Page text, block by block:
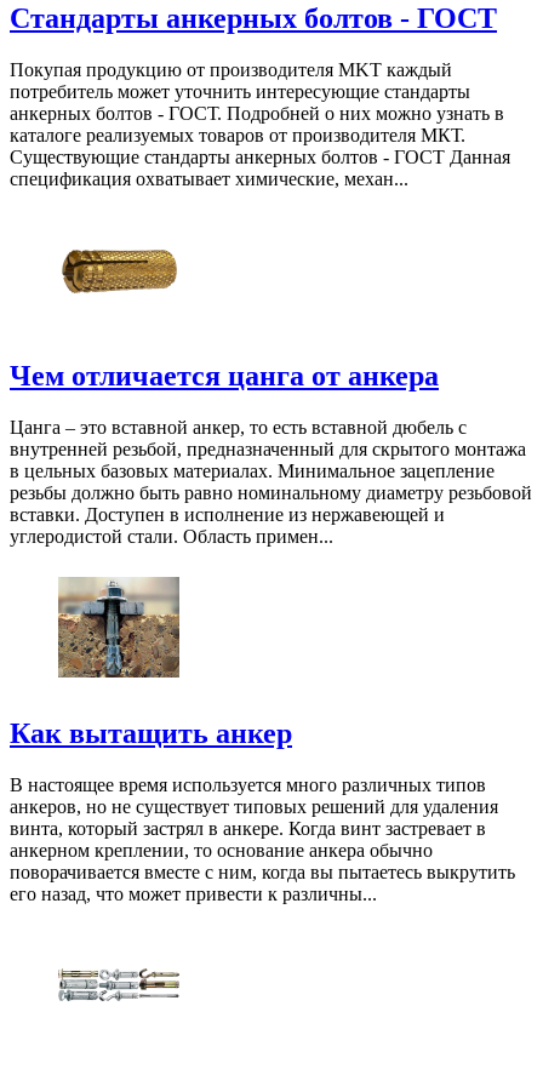
Стандарты анкерных болтов - ГОСТ
Покупая продукцию от производителя MKT каждый
потребитель может уточнить интересующие стандарты
анкерных болтов - ГОСТ. Подробней о них можно узнать в
каталоге реализуемых товаров от производителя МКТ.
Существующие стандарты анкерных болтов - ГОСТ Данная
спецификация охватывает химические, механ...
Чем отличается цанга от анкера
Цанга – это вставной анкер, то есть вставной дюбель с
внутренней резьбой, предназначенный для скрытого монтажа
в цельных базовых материалах. Минимальное зацепление
резьбы должно быть равно номинальному диаметру резьбовой
вставки. Доступен в исполнение из нержавеющей и
углеродистой стали. Область примен...
Как вытащить анкер
В настоящее время используется много различных типов
анкеров, но не существует типовых решений для удаления
винта, который застрял в анкере. Когда винт застревает в
анкерном креплении, то основание анкера обычно
поворачивается вместе с ним, когда вы пытаетесь выкрутить
его назад, что может привести к различны...